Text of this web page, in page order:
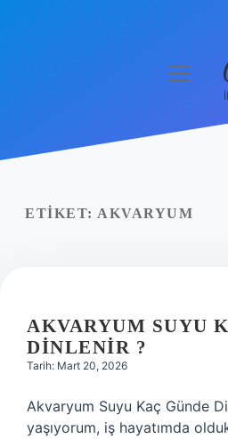
Yasal Uyarı
menüyü
ETIKET: AKVARYUM
AKVARYUM SUYU
DINLENIR ?
Tarih: Mart 20, 2026
Akvaryum Suyu Kaç Günde
yaşıyorum, iş hayatımda